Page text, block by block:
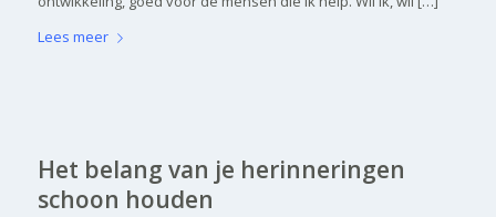
Lees meer
Het belang van je herinneringen
schoon houden